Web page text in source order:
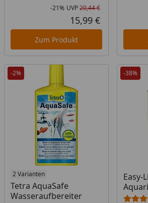
Rabatt in
-21% UVP20,44 €
Aktueller
15,99 €
Zum Produkt
-2%
2 Varianten
Tetra AquaSafe
Wasseraufbereiter
-38%
Easy-